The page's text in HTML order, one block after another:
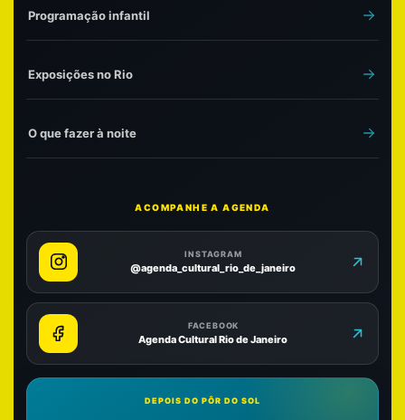
Programação infantil
Exposições no Rio
O que fazer à noite
ACOMPANHE A AGENDA
INSTAGRAM
@agenda_cultural_rio_de_janeiro
FACEBOOK
Agenda Cultural Rio de Janeiro
DEPOIS DO PÔR DO SOL